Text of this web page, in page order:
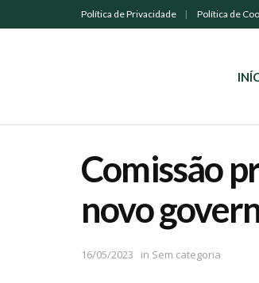
Política de Privacidade Política de
Comissão
novo
16/05/2023 in Sem categoria